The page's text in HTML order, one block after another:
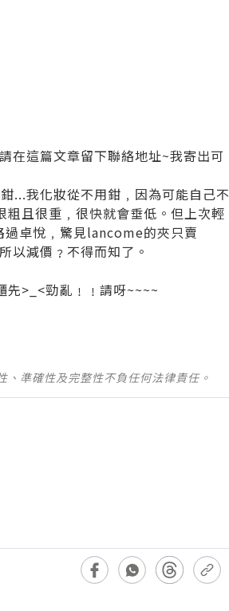
這篇文章留下聯絡地址~我寄出可
...我化妝從不用鉗﹐因為可能自己不
且很重﹐很快就會垂低。但上次輕
過卓悅﹐驚見lancome的夾只賣
以減價﹖不得而知了。
先>_<勁亂﹗﹗請呀~~~~
準確性及完整性不負任何法律責任。